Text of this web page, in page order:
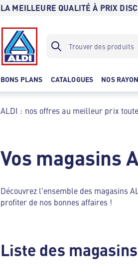
LA MEILLEURE QUALITÉ À PRIX
BONS PLANS CATALOGUES NOS
ALDI : nos offres au meilleur prix toute
Vos magasins
Découvrez l'ensemble des magasins
profiter de nos bonnes affaires !
Liste des